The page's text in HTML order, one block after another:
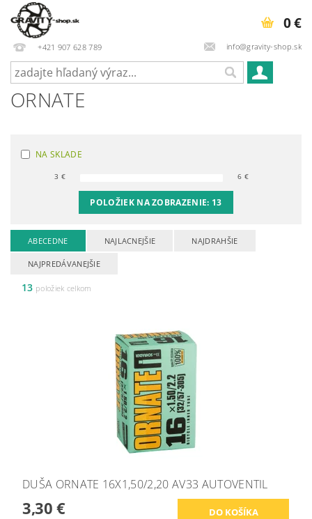
+421 907 628 789 info@gravity-shop.sk
0 €
ORNATE
NA SKLADE
3 € 6 €
POLOŽIEK NA ZOBRAZENIE: 13
ABECEDNE NAJLACNEJŠIE NAJDRAHŠIE
NAJPREDÁVANEJŠIE
13 položiek celkom
DUŠA ORNATE 16X1,50/2,20 AV33 AUTOVENTIL
3,30 €